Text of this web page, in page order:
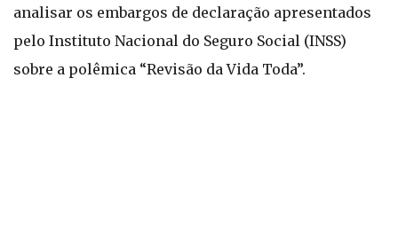
analisar os embargos de declaração apresentados
pelo Instituto Nacional do Seguro Social (INSS)
sobre a polêmica “Revisão da Vida Toda”.